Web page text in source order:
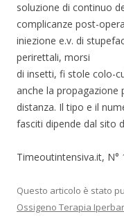
soluzione di continuo
complicanze post-
iniezione e.v. di
perirettali, morsi
di insetti, fi stole colo-
anche la propagazione
distanza. Il tipo e il
fasciti dipende dal sito
Timeoutintensiva.it, N°
Questo articolo è stato
Ossigeno Terapia